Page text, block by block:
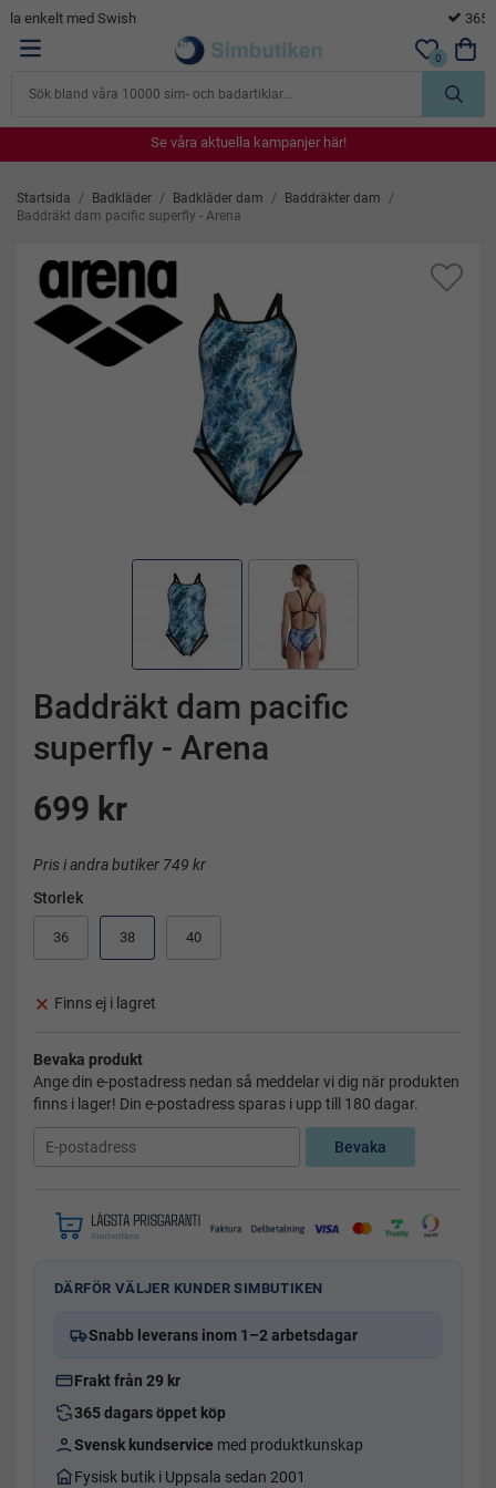
0
Se våra aktuella kampanjer här!
Se våra aktuella kampanjer här!
Se våra aktuella kampanjer här!
Se våra aktuella kampanjer här!
Startsida / Badkläder / Badkläder dam / Baddräkter dam
/
Baddräkt dam pacific superfly - Arena
Baddräkt dam pacific
superfly - Arena
699 kr
Pris i andra butiker 749 kr
Storlek
36 38 40
Finns ej i lagret
Bevaka produkt
Ange din e-postadress nedan så meddelar vi dig när produkten
finns i lager! Din e-postadress sparas i upp till 180 dagar.
Bevaka
DÄRFÖR VÄLJER KUNDER SIMBUTIKEN
Snabb leverans inom 1–2 arbetsdagar
Frakt från 29 kr
365 dagars öppet köp
Svensk kundservice med produktkunskap
Fysisk butik i Uppsala sedan 2001